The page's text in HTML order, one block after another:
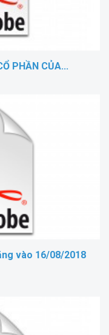
PHẦN CỦA...
vào 16/08/2018